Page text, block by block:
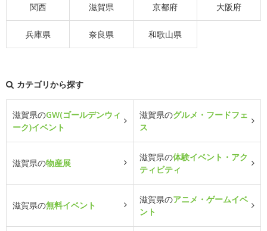
関西 滋賀県 京都府 大阪府
兵庫県 奈良県 和歌山県
カテゴリから探す
滋賀県のGW(ゴールデンウィ
ーク)イベント
滋賀県のグルメ・フードフェ
ス
滋賀県の物産展
滋賀県の体験イベント・アク
ティビティ
滋賀県の無料イベント
滋賀県のアニメ・ゲームイベ
ント